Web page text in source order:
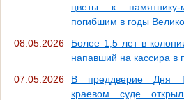
цветы к памятнику-
погибшим в годы
08.05.2026
Более 1,5 лет в
напавший на кассира в
07.05.2026
В преддверие Дня
краевом суде